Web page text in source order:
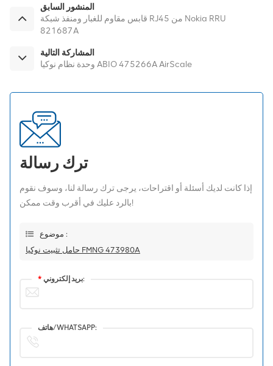
المنشور السابق
قابس مقاوم للغبار ومنفذ شبكة RJ45 من Nokia RRU
821687A
المشاركة التالية
وحدة نظام نوكيا ABIO 475266A AirScale
ترك رسالة
إذا كانت لديك أسئلة أو اقتراحات، يرجى ترك رسالة لنا، وسوف نقوم
بالرد عليك في أقرب وقت ممكن!
موضوع :
حامل تثبيت نوكيا FMNG 473980A
* بريد إلكتروني:
هاتف/WHATSAPP: